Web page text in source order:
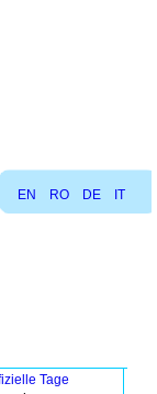
EN RO DE IT
Tage